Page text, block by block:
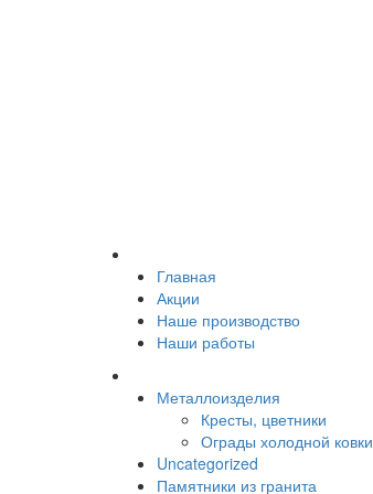
Главная
Акции
Наше производство
Наши работы
Металлоизделия
Кресты, цветники
Ограды холодной ковки
Uncategorized
Памятники из гранита